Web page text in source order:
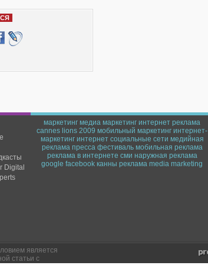
Digital
маркетинг медиа маркетинг интернет реклама
cannes lions 2009 мобильный маркетинг интернет-
маркетинг интернет социальные сети медийная
реклама пресса фестиваль мобильная реклама
реклама в интернете сми наружная реклама
google facebook канны реклама media marketing
является
статьи с